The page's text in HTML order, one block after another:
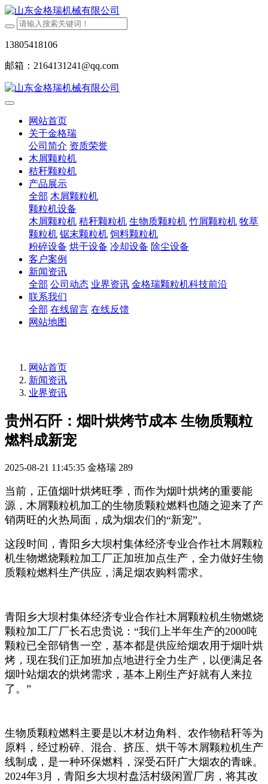
13805418106
邮箱：2164131241@qq.com
网站首页
关于金格瑞
公司简介 资质荣誉
木屑颗粒机
秸秆颗粒机
产品展示
全部 木屑颗粒机
颗粒机设备
木屑颗粒机 秸秆颗粒机 生物质颗粒机 竹屑颗粒机 牧草
颗粒机 锯末颗粒机 饲料颗粒机
粉碎设备 烘干设备 冷却设备 除尘设备
客户案例
新闻资讯
全部 公司动态 业界资讯 金格瑞颗粒机科技前沿
联系我们
全部 在线留言 在线反馈
网站地图
网站首页
新闻资讯
业界资讯
贵州石阡：烟叶烘烤节成本 生物质颗粒
燃料成新宠
2025-08-21 11:45:35 金格瑞 289
当前，正值烟叶烘烤旺季，而作为烟叶烘烤的重要能
源，木屑颗粒机加工的生物质颗粒燃料也随之迎来了产
销两旺的火热局面，成为烟农们的“新宠”。
这段时间，青阳乡大坝村集体经济专业合作社木屑颗粒
机生物燃烧颗粒加工厂正加班加点生产，全力做好生物
质颗粒燃料生产供应，满足烟农购料需求。
青阳乡大坝村集体经济专业合作社木屑颗粒机生物燃烧
颗粒加工厂厂长石忠贵说：“我们上半年生产的2000吨
颗粒已全部销售一空，基本都是供应给烟农用于烟叶烘
烤，现在我们正加班加点地进行全力生产，以便满足各
烟叶站烟农的烘烤需求，基本上刚生产好就有人来拉
了。”
生物质颗粒燃料主要是以木材边角料、农作物秸秆等为
原料，经过粉碎、混合、挤压、烘干等木屑颗粒机生产
线制成，是一种环保燃料，深受石阡广大烟农的青睐。
2024年3月，青阳乡大坝村盘活村级闲置厂房，将其改